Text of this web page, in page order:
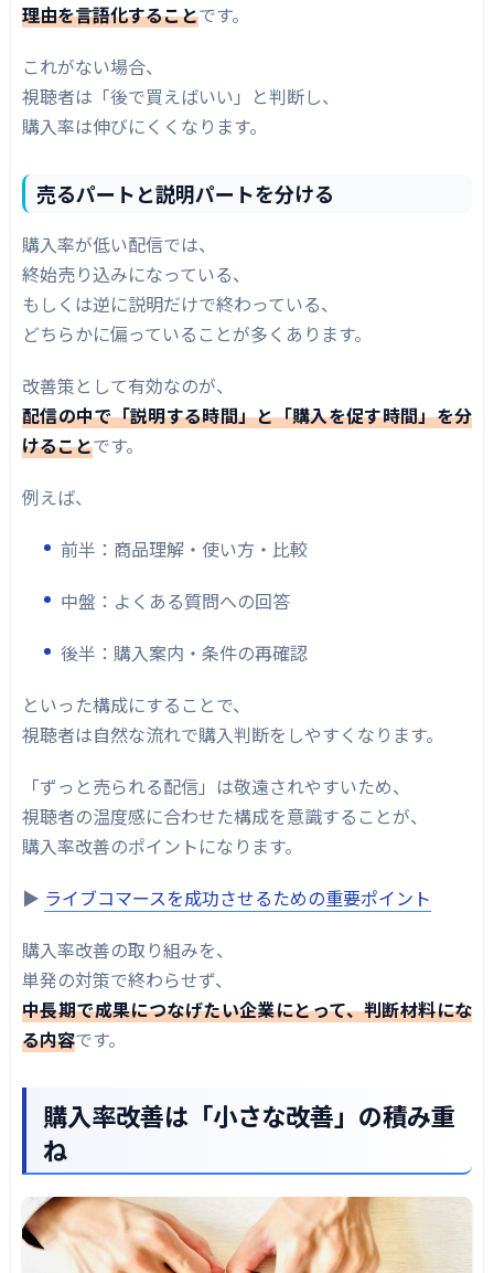
理由を言語化することです。
これがない場合、
視聴者は「後で買えばいい」と判断し、
購入率は伸びにくくなります。
売るパートと説明パートを分ける
購入率が低い配信では、
終始売り込みになっている、
もしくは逆に説明だけで終わっている、
どちらかに偏っていることが多くあります。
改善策として有効なのが、
配信の中で「説明する時間」と「購入を促す時間」を分
けることです。
例えば、
前半：商品理解・使い方・比較
中盤：よくある質問への回答
後半：購入案内・条件の再確認
といった構成にすることで、
視聴者は自然な流れで購入判断をしやすくなります。
「ずっと売られる配信」は敬遠されやすいため、
視聴者の温度感に合わせた構成を意識することが、
購入率改善のポイントになります。
▶︎ ライブコマースを成功させるための重要ポイント
購入率改善の取り組みを、
単発の対策で終わらせず、
中長期で成果につなげたい企業にとって、判断材料にな
る内容です。
購入率改善は「小さな改善」の積み重
ね